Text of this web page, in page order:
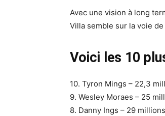
Avec une vision à long
Villa semble sur la voie
Voici les 10
10. Tyron Mings – 22,3
9. Wesley Moraes – 25
8. Danny Ings – 29